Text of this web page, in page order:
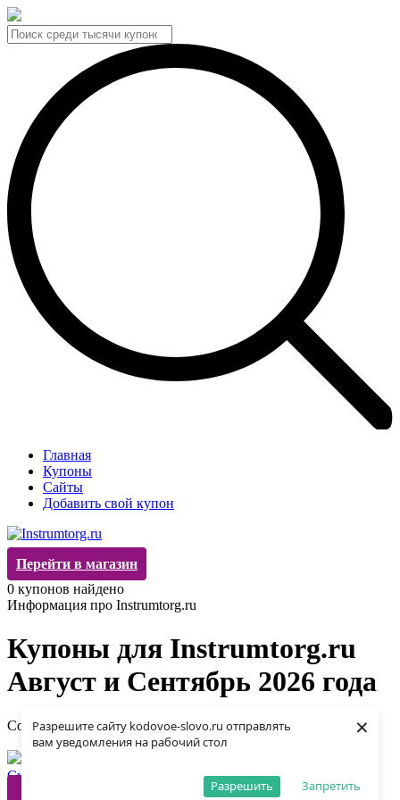
Разрешите сайту kodovoe-slovo.ru отправлять
вам уведомления на рабочий стол
Запретить
Разрешить
×
Главная
Купоны
Сайты
Добавить свой купон
Перейти в магазин
0 купонов найдено
Информация про Instrumtorg.ru
Купоны для Instrumtorg.ru
Август и Сентябрь 2026 года
Сортировать по: Популярности Новизне Окончанию
Купоны не найдены
Скопировать